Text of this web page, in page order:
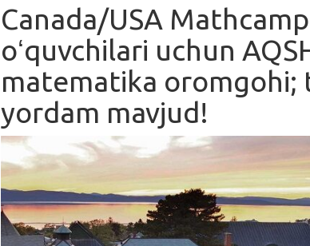
Canada/USA
oʻquvchilari uchun
matematika oromgohi;
yordam mavjud!